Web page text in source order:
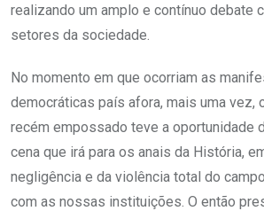
realizando um amplo e contínuo debate
setores da sociedade.
No momento em que ocorriam as
democráticas país afora, mais uma vez,
recém empossado teve a oportunidade
cena que irá para os anais da História,
negligência e da violência total do
com as nossas instituições. O então